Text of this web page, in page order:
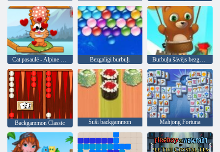
Cat pasaulē - Alpine Lakes Bezgalīgi burbuļi Burbuļu šāvējs bezgalīgs
Backgammon Classic Suši backgammon Mahjong Fortuna